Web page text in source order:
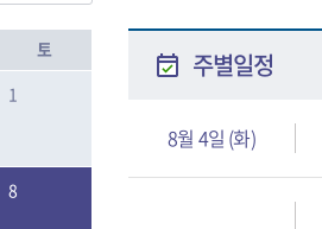
토
1
8
주별일정
8월 4일 (화)